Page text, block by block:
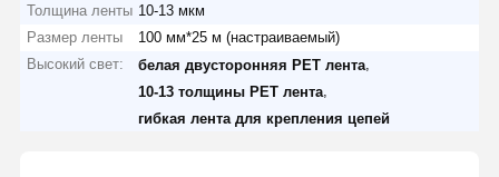
Толщина ленты 10-13 мкм
Размер ленты
100 мм*25 м (настраиваемый)
Высокий свет:
белая двусторонняя PET лента
10-13 толщины PET лента
гибкая лента для крепления цепей